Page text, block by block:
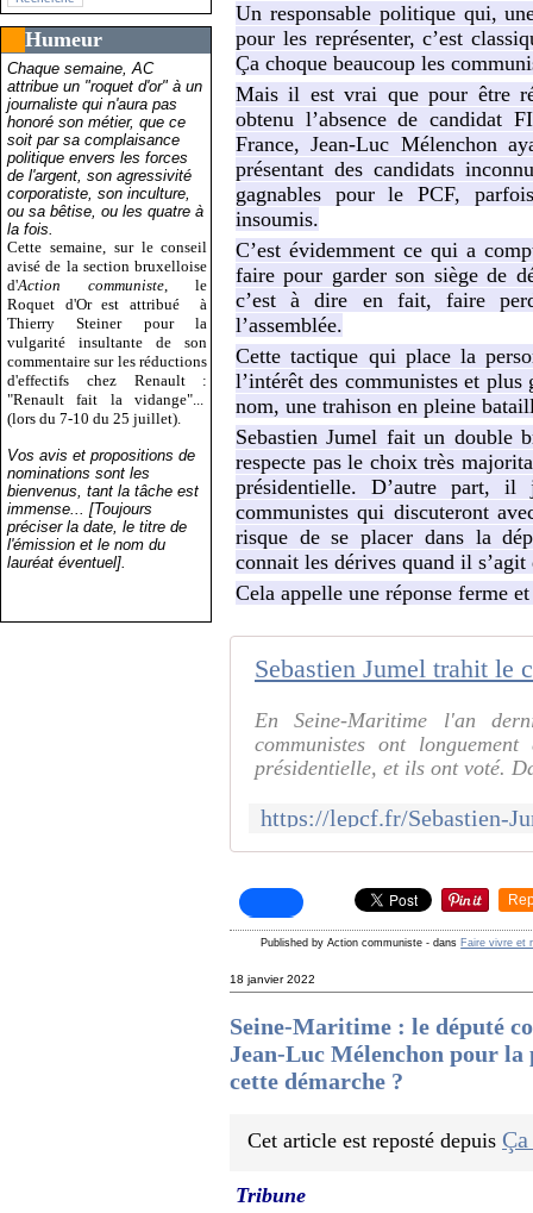
Humeur
Chaque semaine, AC
attribue un "roquet d'or" à un
journaliste qui n'aura pas
honoré son métier, que ce
soit par sa complaisance
politique envers les forces
de l'argent, son agressivité
corporatiste, son inculture,
ou sa bêtise, ou les quatre à
la fois.
Cette semaine, sur le conseil
avisé de la section bruxelloise
d'Action communiste , le
Roquet d'Or est attribué
à
Thierry Steiner pour la
vulgarité insultante de son
commentaire sur les réductions
d'effectifs chez Renault :
"Renault fait la vidange"...
(lors du 7-10 du 25 juillet).
Vos avis et propositions de
nominations sont les
bienvenus, tant la tâche est
immense... [Toujours
préciser la date, le titre de
l'émission et le nom du
lauréat éventuel].
Un responsable politique qui,
pour les représenter, c’est
Ça choque beaucoup les
Mais il est vrai que pour être
obtenu l’absence de candidat
France, Jean-Luc Mélenchon
présentant des candidats
gagnables pour le PCF,
insoumis.
C’est évidemment ce qui a
faire pour garder son siège de
c’est à dire en fait, faire
l’assemblée.
Cette tactique qui place la
l’intérêt des communistes et
nom, une trahison en pleine
Sebastien Jumel fait un double
respecte pas le choix très
présidentielle. D’autre part,
communistes qui discuteront
risque de se placer dans la
connait les dérives quand il
Cela appelle une réponse ferme
Sebastien Jumel trahit le
En Seine-Maritime l'an
communistes ont
présidentielle, et ils ont voté.
https://lepcf.fr/Sebastien-
Published by Action communiste - dans Faire vivre et
18 janvier 2022
Seine-Maritime : le député
Jean-Luc Mélenchon pour la
cette démarche ?
Cet article est reposté depuis
Tribune